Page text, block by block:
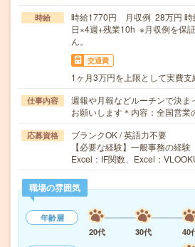
時給
時給1770円 月収例 28万円 時
日×4週+残業10h ※月収例を保
ん。
交通費
1ヶ月3万円を上限として実費支
仕事内容
週報や月報などルーチンで決ま
お願いします＊内容：全国営
応募資格
ブランクOK / 英語力不要
【必要な経験】一般事務の経
Excel：IF関数、Excel：
職場の雰囲気
年齢層
20代
30代 40